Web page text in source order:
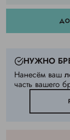
НУЖНО
Нанесём ваш
часть вашего